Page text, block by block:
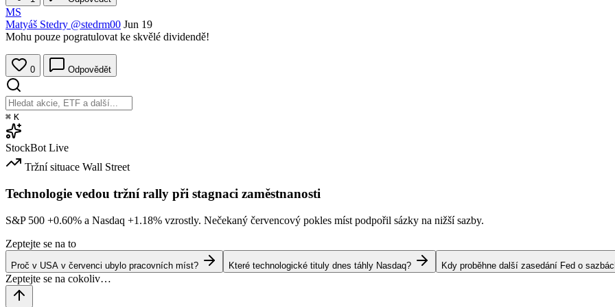
MS
Matyáš Stedry @stedrm00 Jun 19
Mohu pouze pogratulovat ke skvělé dividendě!
0 Odpovědět
⌘ K
StockBot Live
Tržní situace Wall Street
Technologie vedou tržní rally při stagnaci zaměstnanosti
S&P 500 +0.60% a Nasdaq +1.18% vzrostly. Nečekaný červencový pokles míst podpořil sázky na nižší sazby.
Zeptejte se na to
Proč v USA v červenci ubylo pracovních míst? Které technologické tituly dnes táhly Nasdaq? Kdy proběhne další zasedání Fed o